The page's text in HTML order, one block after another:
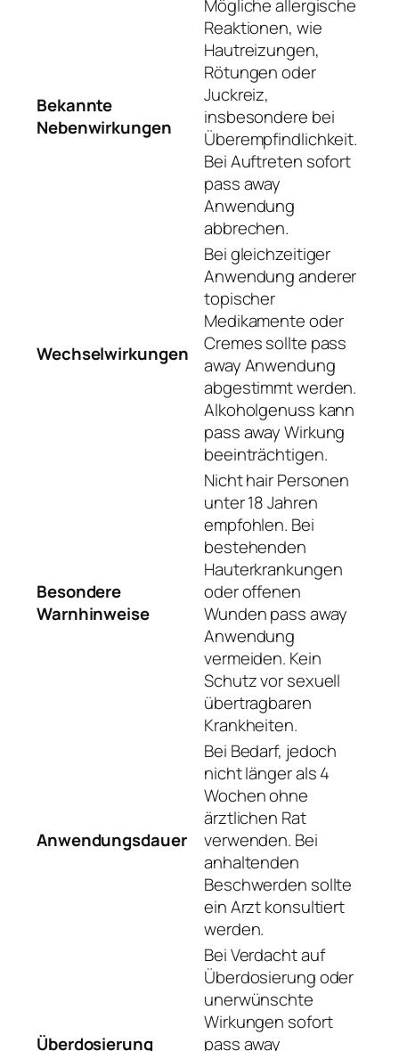
Bekannte
Nebenwirkungen
Mögliche allergische
Reaktionen, wie
Hautreizungen,
Rötungen oder
Juckreiz,
insbesondere bei
Überempfindlichkeit.
Bei Auftreten sofort
pass away
Anwendung
abbrechen.
Wechselwirkungen
Bei gleichzeitiger
Anwendung anderer
topischer
Medikamente oder
Cremes sollte pass
away Anwendung
abgestimmt werden.
Alkoholgenuss kann
pass away Wirkung
beeinträchtigen.
Besondere
Warnhinweise
Nicht hair Personen
unter 18 Jahren
empfohlen. Bei
bestehenden
Hauterkrankungen
oder offenen
Wunden pass away
Anwendung
vermeiden. Kein
Schutz vor sexuell
übertragbaren
Krankheiten.
Anwendungsdauer
Bei Bedarf, jedoch
nicht länger als 4
Wochen ohne
ärztlichen Rat
verwenden. Bei
anhaltenden
Beschwerden sollte
ein Arzt konsultiert
werden.
Überdosierung
Bei Verdacht auf
Überdosierung oder
unerwünschte
Wirkungen sofort
pass away